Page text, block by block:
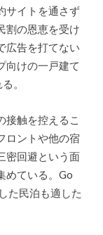
サイトを通さず
割の恩恵を受け
広告を打てない
向けの一戸建て
。
接触を控えるこ
ロントや他の宿
密回避という面
めている。Go
た民泊も適した